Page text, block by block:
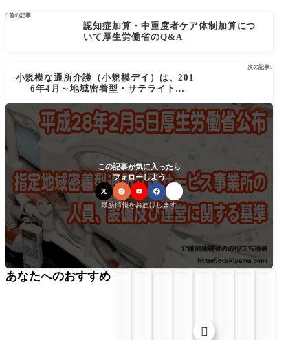
前の記事
認知症加算・中重度者ケア体制加算につ
いて厚生労働省のQ&A
次の記事
小規模な通所介護（小規模デイ）は、201
6年4月～地域密着型・サテライトに移
この記事が気に入ったら
フォローしよう
最新情報をお届けします
あなたへのおすすめ
